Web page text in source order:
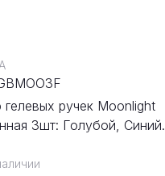
ручек Moonlight
3шт: Голубой, Синий,